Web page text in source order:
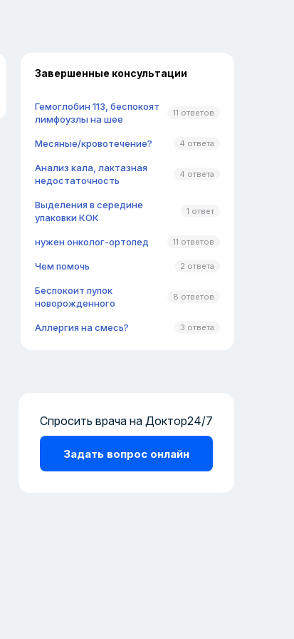
Завершенные консультации
Гемоглобин 113, беспокоят
лимфоузлы на шее
11 ответов
Месяные/кровотечение? 4 ответа
Анализ кала, лактазная
недостаточность
4 ответа
Выделения в середине
упаковки КОК
1 ответ
нужен онколог-ортопед 11 ответов
Чем помочь 2 ответа
Беспокоит пупок
новорожденного
8 ответов
Аллергия на смесь? 3 ответа
Спросить врача на Доктор24/7
Задать вопрос онлайн